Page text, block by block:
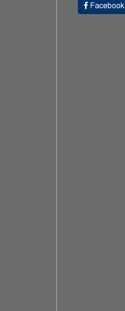
Facebook